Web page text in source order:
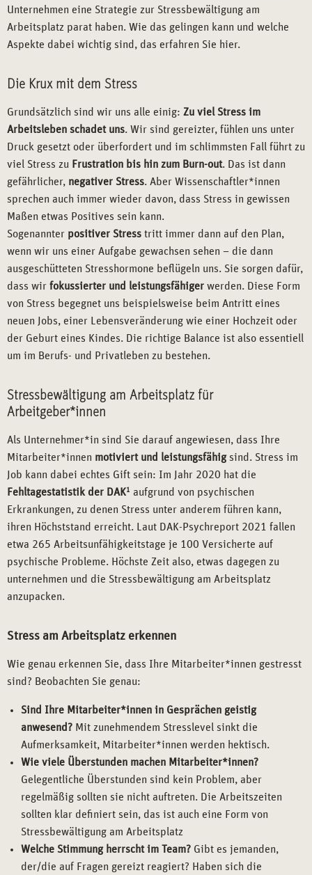
Unternehmen eine Strategie zur Stressbewältigung am
Arbeitsplatz parat haben. Wie das gelingen kann und welche
Aspekte dabei wichtig sind, das erfahren Sie hier.
Die Krux mit dem Stress
Grundsätzlich sind wir uns alle einig: Zu viel Stress im
Arbeitsleben schadet uns. Wir sind gereizter, fühlen uns unter
Druck gesetzt oder überfordert und im schlimmsten Fall führt zu
viel Stress zu Frustration bis hin zum Burn-out. Das ist dann
gefährlicher, negativer Stress. Aber Wissenschaftler*innen
sprechen auch immer wieder davon, dass Stress in gewissen
Maßen etwas Positives sein kann.
Sogenannter positiver Stress tritt immer dann auf den Plan,
wenn wir uns einer Aufgabe gewachsen sehen – die dann
ausgeschütteten Stresshormone beflügeln uns. Sie sorgen dafür,
dass wir fokussierter und leistungsfähiger werden. Diese Form
von Stress begegnet uns beispielsweise beim Antritt eines
neuen Jobs, einer Lebensveränderung wie einer Hochzeit oder
der Geburt eines Kindes. Die richtige Balance ist also essentiell
um im Berufs- und Privatleben zu bestehen.
Stressbewältigung am Arbeitsplatz für
Arbeitgeber*innen
Als Unternehmer*in sind Sie darauf angewiesen, dass Ihre
Mitarbeiter*innen motiviert und leistungsfähigsind. Stress im
Job kann dabei echtes Gift sein: Im Jahr 2020 hat die
Fehltagestatistik der DAK1 aufgrund von psychischen
Erkrankungen, zu denen Stress unter anderem führen kann,
ihren Höchststand erreicht. Laut DAK-Psychreport 2021 fallen
etwa 265 Arbeitsunfähigkeitstage je 100 Versicherte auf
psychische Probleme. Höchste Zeit also, etwas dagegen zu
unternehmen und die Stressbewältigung am Arbeitsplatz
anzupacken.
Stress am Arbeitsplatz erkennen
Wie genau erkennen Sie, dass Ihre Mitarbeiter*innen gestresst
sind? Beobachten Sie genau:
Sind Ihre Mitarbeiter*innen in Gesprächen geistig
anwesend? Mit zunehmendem Stresslevel sinkt die
Aufmerksamkeit, Mitarbeiter*innen werden hektisch.
Wie viele Überstunden machen Mitarbeiter*innen?
Gelegentliche Überstunden sind kein Problem, aber
regelmäßig sollten sie nicht auftreten. Die Arbeitszeiten
sollten klar definiert sein, das ist auch eine Form von
Stressbewältigung am Arbeitsplatz
Welche Stimmung herrscht im Team? Gibt es jemanden,
der/die auf Fragen gereizt reagiert? Haben sich die